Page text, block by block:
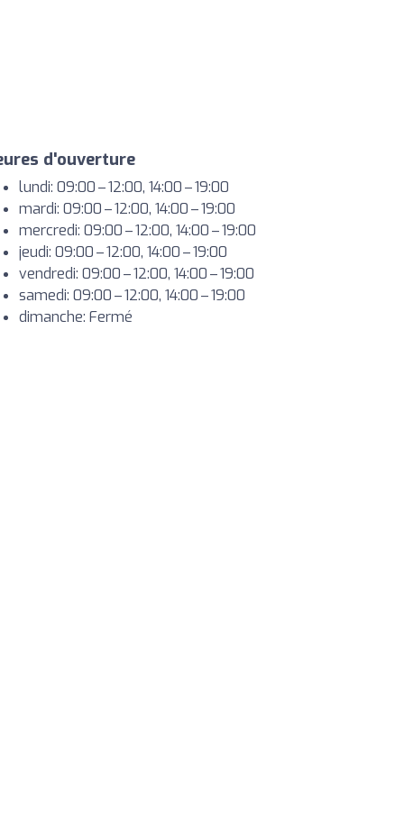
d'ouverture
lundi: 09:00 – 12:00, 14:00 – 19:00
mardi: 09:00 – 12:00, 14:00 – 19:00
mercredi: 09:00 – 12:00, 14:00 – 19:00
jeudi: 09:00 – 12:00, 14:00 – 19:00
vendredi: 09:00 – 12:00, 14:00 – 19:00
samedi: 09:00 – 12:00, 14:00 – 19:00
dimanche: Fermé